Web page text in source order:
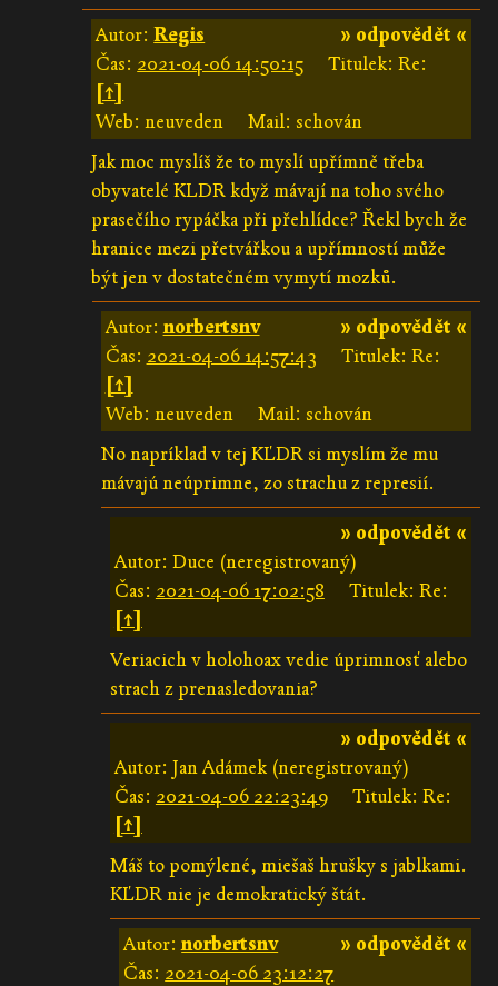
» odpovědět «
Autor:Regis
Čas: 2021-04-06 14:50:15
Titulek: Re:
[↑]
Web: neuveden
Mail: schován
Jak moc myslíš že to myslí upřímně třeba
obyvatelé KLDR když mávají na toho svého
prasečího rypáčka při přehlídce? Řekl bych že
hranice mezi přetvářkou a upřímností může
být jen v dostatečném vymytí mozků.
» odpovědět «
Autor:norbertsnv
Čas: 2021-04-06 14:57:43
Titulek: Re:
[↑]
Web: neuveden
Mail: schován
No napríklad v tej KĽDR si myslím že mu
mávajú neúprimne, zo strachu z represií.
» odpovědět «
Autor: Duce (neregistrovaný)
Čas: 2021-04-06 17:02:58
Titulek: Re:
[↑]
Veriacich v holohoax vedie úprimnosť alebo
strach z prenasledovania?
» odpovědět «
Autor: Jan Adámek (neregistrovaný)
Čas: 2021-04-06 22:23:49
Titulek: Re:
[↑]
Máš to pomýlené, miešaš hrušky s jablkami.
KĽDR nie je demokratický štát.
» odpovědět «
Autor:norbertsnv
Čas: 2021-04-06 23:12:27